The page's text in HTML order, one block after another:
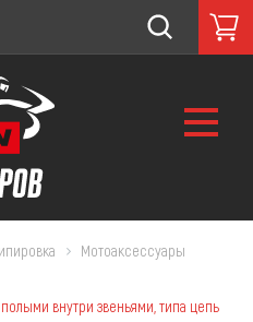
Мотоаксессуары
внутри звеньями, типа цепь